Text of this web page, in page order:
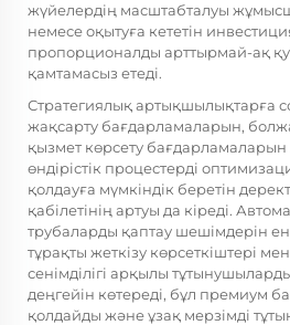
жүйелердің масштабталуы
немесе оқытуға кететін
пропорционалды арттырмай-ақ
қамтамасыз етеді.
Стратегиялық артықшылықтарға
жақсарту бағдарламаларын,
қызмет көрсету бағдарламаларын
өндірістік процестерді
қолдауға мүмкіндік беретін
қабілетінің артуы да кіреді.
трубаларды қаптау шешімдерін
тұрақты жеткізу көрсеткіштері
сенімділігі арқылы
деңгейін көтереді, бұл премиум
қолдайды және ұзақ мерзімді